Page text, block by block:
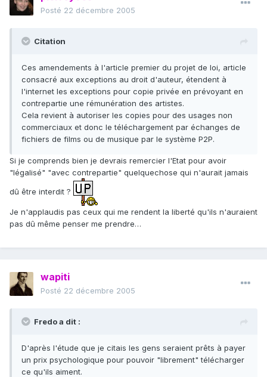
Posté 22 décembre 2005
Citation
Ces amendements à l'article premier du projet de loi, article
consacré aux exceptions au droit d'auteur, étendent à
l'internet les exceptions pour copie privée en prévoyant en
contrepartie une rémunération des artistes.
Cela revient à autoriser les copies pour des usages non
commerciaux et donc le téléchargement par échanges de
fichiers de films ou de musique par le système P2P.
Si je comprends bien je devrais remercier l'Etat pour avoir
"légalisé" "avec contrepartie" quelquechose qui n'aurait jamais
dû être interdit ?
Je n'applaudis pas ceux qui me rendent la liberté qu'ils n'auraient
pas dû même penser me prendre…
wapiti
Posté 22 décembre 2005
Fredo a dit :
D'après l'étude que je citais les gens seraient prêts à payer
un prix psychologique pour pouvoir "librement" télécharger
ce qu'ils aiment.